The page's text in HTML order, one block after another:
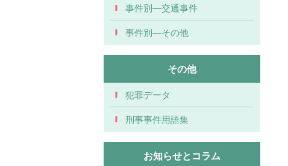
事件別―交通事件
事件別―その他
その他
犯罪データ
刑事事件用語集
お知らせとコラム